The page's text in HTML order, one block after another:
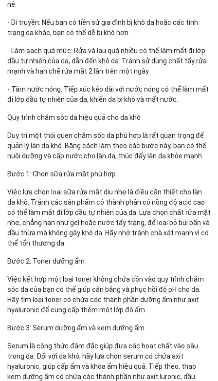
nẻ.
- Di truyền: Nếu bạn có tiền sử gia đình bị khô da hoặc các tình
trạng da khác, bạn có thể dễ bị khô hơn.
- Làm sạch quá mức: Rửa và lau quá nhiều có thể làm mất đi lớp
dầu tự nhiên của da, dẫn đến khô da. Tránh sử dụng chất tẩy rửa
mạnh và hạn chế rửa mặt 2 lần trên một ngày.
- Tắm nước nóng: Tiếp xúc kéo dài với nước nóng có thể làm mất
đi lớp dầu tự nhiên của da, khiến da bị khô và mất nước.
Quy trình chăm sóc da hiệu quả cho da khô
Duy trì một thói quen chăm sóc da phù hợp là rất quan trọng để
quản lý làn da khô. Băng cách làm theo các bước này, bạn có thể
nuôi dưỡng và cấp nước cho làn da, thúc đẩy làn da khỏe mạnh.
Bước 1: Chọn sữa rửa mặt phù hợp
Việc lựa chọn loại sữa rửa mặt dịu nhẹ là điều cần thiết cho làn
da khô. Tránh các sản phẩm có thành phần có nồng độ acid cao
có thể làm mất đi lớp dầu tự nhiên của da. Lựa chọn chất rửa mặt
nhẹ, chẳng hạn như gel hoặc nước tẩy trạng, để loại bỏ bụi bẩn và
dầu thừa mà không gây khô da. Hãy nhớ tránh chà xát mạnh vì có
thể tổn thương da.
Bước 2: Toner dưỡng ẩm
Việc kết hợp một loại toner không chứa cồn vào quy trình chăm
sóc da của bạn có thể giúp cân bằng và phục hồi độ pH cho da.
Hãy tìm loại toner có chứa các thành phần dưỡng ẩm như axit
hyaluronic để cung cấp thêm một lớp độ ẩm.
Bước 3: Serum dưỡng ẩm và kem dưỡng ẩm
Serum là công thức đậm đặc giúp đưa các hoạt chất vào sâu
trong da. Đối với da khô, hãy lựa chọn serum có chứa axit
hyaluronic, giúp cấp ẩm và khóa ẩm hiệu quả. Tiếp theo, thao
kem dưỡng ẩm có chứa các thành phần như axit luronic, dầu